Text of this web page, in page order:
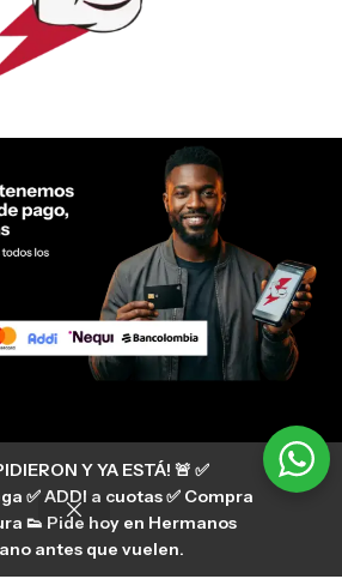
Y YA ESTÁ! 🚨 ✅
✅ ADDI a cuotas ✅ Compra
👟 Pide hoy en Hermanos
antes que vuelen.
tipo de duda, puedes consultar
centro de ayuda
Instagram
Aura
Tik Tok
canales de difusión en